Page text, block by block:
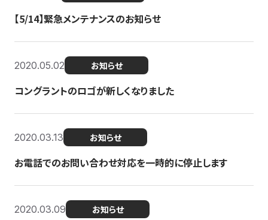
【5/14】緊急メンテナンスのお知らせ
2020.05.02 お知らせ
コングラントのロゴが新しくなりました
2020.03.13 お知らせ
お電話でのお問い合わせ対応を一時的に停止します
2020.03.09 お知らせ